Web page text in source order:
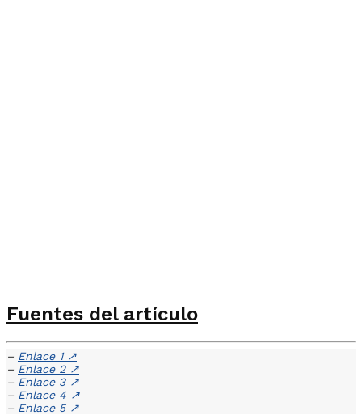
Fuentes del artículo
– Enlace 1 ↗
– Enlace 2 ↗
– Enlace 3 ↗
– Enlace 4 ↗
– Enlace 5 ↗